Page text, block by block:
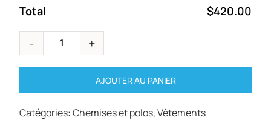
Total
$420.00
AJOUTER AU PANIER
Catégories:Chemises et polos,Vêtements